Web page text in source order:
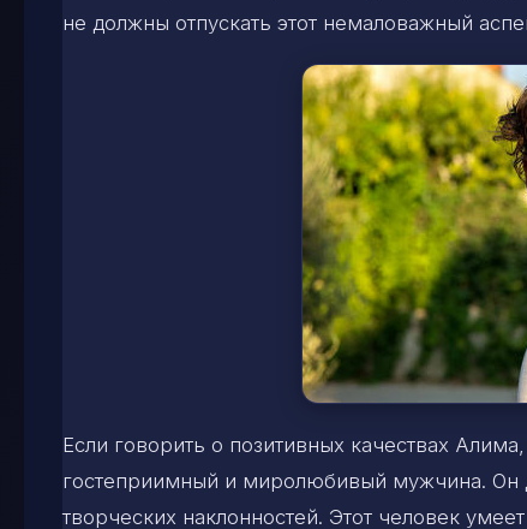
не должны отпускать этот немаловажный
Если говорить о позитивных качествах
гостеприимный и миролюбивый мужчина. Он
творческих наклонностей. Этот человек